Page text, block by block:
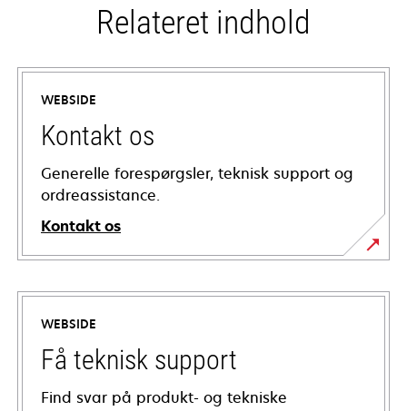
Relateret indhold
WEBSIDE
Kontakt os
Generelle forespørgsler, teknisk support og
ordreassistance.
Kontakt os
WEBSIDE
Få teknisk support
Find svar på produkt- og tekniske